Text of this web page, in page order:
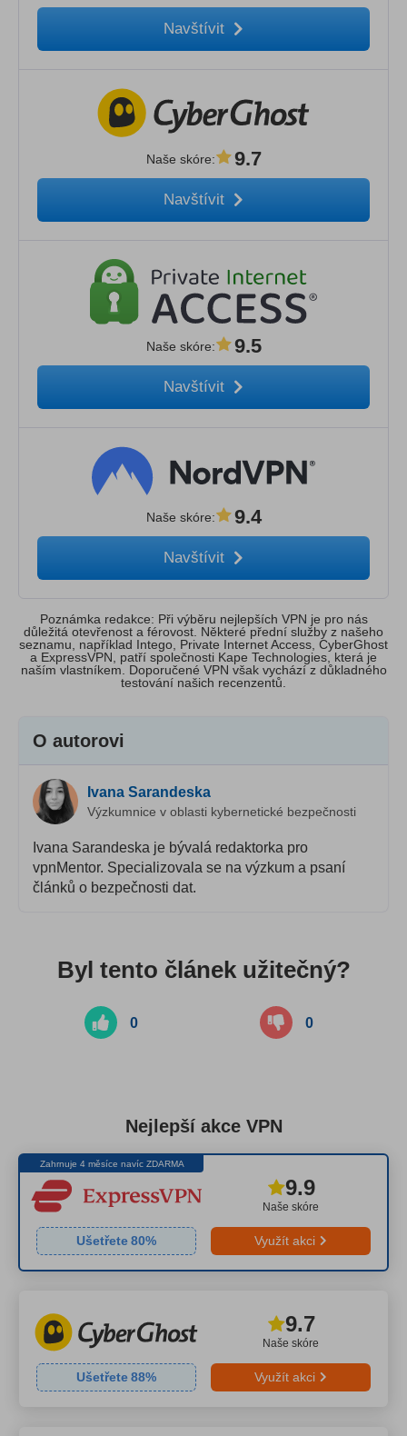
Navštívit
Naše skóre: 9.7
Navštívit
Naše skóre: 9.5
Navštívit
Naše skóre: 9.4
Navštívit
Poznámka redakce: Při výběru nejlepších VPN je pro nás
důležitá otevřenost a férovost. Některé přední služby z našeho
seznamu, například Intego, Private Internet Access, CyberGhost
a ExpressVPN, patří společnosti Kape Technologies, která je
naším vlastníkem. Doporučené VPN však vychází z důkladného
testování našich recenzentů.
O autorovi
Ivana Sarandeska
Výzkumnice v oblasti kybernetické bezpečnosti
Ivana Sarandeska je bývalá redaktorka pro
vpnMentor. Specializovala se na výzkum a psaní
článků o bezpečnosti dat.
Byl tento článek užitečný?
0 0
Nejlepší akce VPN
Zahrnuje 4 měsíce navíc ZDARMA
Naše skóre
9.9
Ušetřete80% Využít akci
Naše skóre
9.7
Ušetřete88% Využít akci